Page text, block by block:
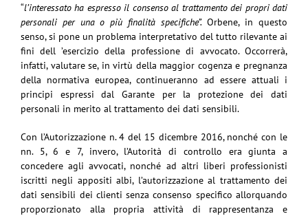
“l’interessato ha espresso il consenso al trattamento dei propri dati
personali per una o più finalità specifiche”.Orbene, in questo
senso, si pone un problema interpretativo del tutto rilevante ai
fini dell ’esercizio della professione di avvocato. Occorrerà,
infatti, valutare se, in virtù della maggior cogenza e pregnanza
della normativa europea, continueranno ad essere attuali i
principi espressi dal Garante per la protezione dei dati
personali in merito al trattamento dei dati sensibili.
Con l’Autorizzazione n. 4 del 15 dicembre 2016, nonché con le
nn. 5, 6 e 7, invero, l’Autorità di controllo era giunta a
concedere agli avvocati, nonché ad altri liberi professionisti
iscritti negli appositi albi, l’autorizzazione al trattamento dei
dati sensibili dei clienti senza consenso specifico allorquando
proporzionato alla propria attività di rappresentanza e